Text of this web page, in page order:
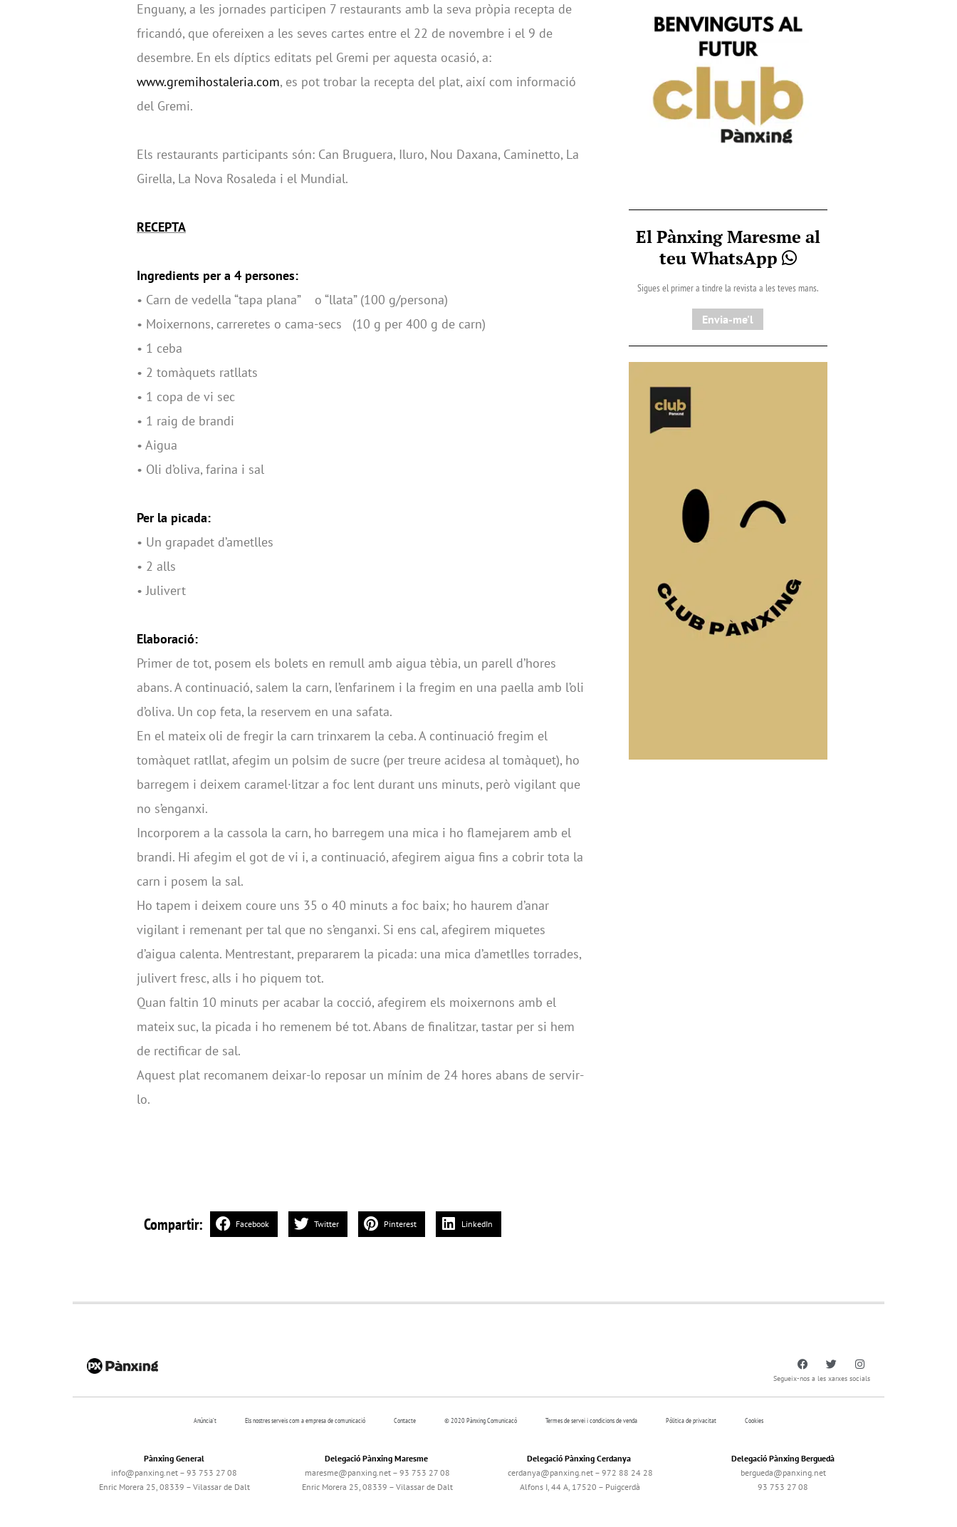
Enguany, a les jornades participen 7 restaurants amb la seva pròpia recepta de
fricandó, que ofereixen a les seves cartes entre el 22 de novembre i el 9 de
desembre. En els díptics editats pel Gremi per aquesta ocasió, a:
www.gremihostaleria.com, es pot trobar la recepta del plat, així com informació
del Gremi.
Els restaurants participants són: Can Bruguera, Iluro, Nou Daxana, Caminetto, La
Girella, La Nova Rosaleda i el Mundial.
RECEPTA
Ingredients per a 4 persones:
• Carn de vedella “tapa plana” o “llata” (100 g/persona)
• Moixernons, carreretes o cama-secs (10 g per 400 g de carn)
• 1 ceba
• 2 tomàquets ratllats
• 1 copa de vi sec
• 1 raig de brandi
• Aigua
• Oli d’oliva, farina i sal
Per la picada:
• Un grapadet d’ametlles
• 2 alls
• Julivert
Elaboració:
Primer de tot, posem els bolets en remull amb aigua tèbia, un parell d’hores
abans. A continuació, salem la carn, l’enfarinem i la fregim en una paella amb l’oli
d’oliva. Un cop feta, la reservem en una safata.
En el mateix oli de fregir la carn trinxarem la ceba. A continuació fregim el
tomàquet ratllat, afegim un polsim de sucre (per treure acidesa al tomàquet), ho
barregem i deixem caramel·litzar a foc lent durant uns minuts, però vigilant que
no s’enganxi.
Incorporem a la cassola la carn, ho barregem una mica i ho flamejarem amb el
brandi. Hi afegim el got de vi i, a continuació, afegirem aigua fins a cobrir tota la
carn i posem la sal.
Ho tapem i deixem coure uns 35 o 40 minuts a foc baix; ho haurem d’anar
vigilant i remenant per tal que no s’enganxi. Si ens cal, afegirem miquetes
d’aigua calenta. Mentrestant, prepararem la picada: una mica d’ametlles torrades,
julivert fresc, alls i ho piquem tot.
Quan faltin 10 minuts per acabar la cocció, afegirem els moixernons amb el
mateix suc, la picada i ho remenem bé tot. Abans de finalitzar, tastar per si hem
de rectificar de sal.
Aquest plat recomanem deixar-lo reposar un mínim de 24 hores abans de servir-
lo.
Compartir: Facebook Twitter Pinterest LinkedIn
El Pànxing Maresme al
teu WhatsApp
Sigues el primer a tindre la revista a les teves mans.
Envia-me'l
Segueix-nos a les xarxes socials
Anúncia’t Els nostres serveis com a empresa de comunicació Contacte © 2020 Pànxing Comunicacó Termes de servei i condicions de venda Pólitica de privacitat Cookies
Pànxing General
info@panxing.net – 93 753 27 08
Enric Morera 25, 08339 – Vilassar de Dalt
Delegació Pànxing Maresme
maresme@panxing.net – 93 753 27 08
Enric Morera 25, 08339 – Vilassar de Dalt
Delegació Pànxing Cerdanya
cerdanya@panxing.net – 972 88 24 28
Alfons I, 44 A, 17520 – Puigcerdà
Delegació Pànxing Berguedà
bergueda@panxing.net
93 753 27 08